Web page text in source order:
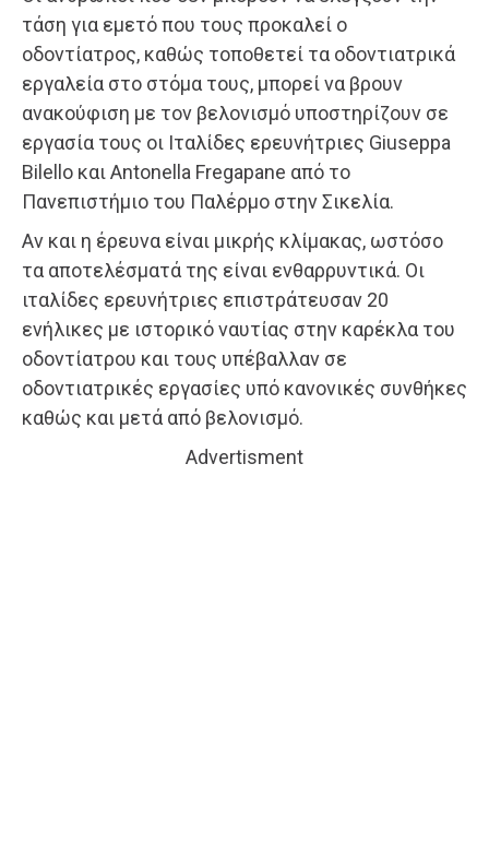
τάση για εμετό που τους προκαλεί ο
οδοντίατρος, καθώς τοποθετεί τα οδοντιατρικά
εργαλεία στο στόμα τους, μπορεί να βρουν
ανακούφιση με τον βελονισμό υποστηρίζουν σε
εργασία τους οι Ιταλίδες ερευνήτριες Giuseppa
Bilello και Antonella Fregapane από το
Πανεπιστήμιο του Παλέρμο στην Σικελία.
Αν και η έρευνα είναι μικρής κλίμακας, ωστόσο
τα αποτελέσματά της είναι ενθαρρυντικά. Oι
ιταλίδες ερευνήτριες επιστράτευσαν 20
ενήλικες με ιστορικό ναυτίας στην καρέκλα του
οδοντίατρου και τους υπέβαλλαν σε
οδοντιατρικές εργασίες υπό κανονικές συνθήκες
καθώς και μετά από βελονισμό.
Advertisment